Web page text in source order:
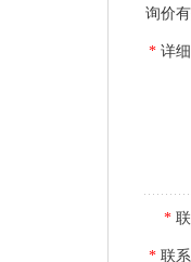
询价有
* 详
*
* 联